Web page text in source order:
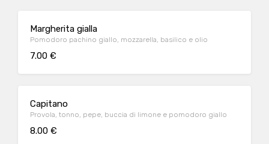
Margherita gialla
Pomodoro pachino giallo, mozzarella, basilico e olio
7.00 €
Capitano
Provola, tonno, pepe, buccia di limone e pomodoro giallo
8.00 €